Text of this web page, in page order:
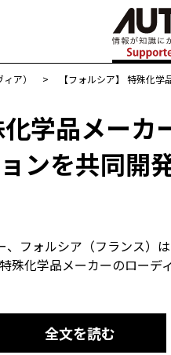
ア） > 【フォルシア】 特殊化
化学品メー
ンを共同開
フォルシア（フランス）
殊化学品メーカーのローデ
全文を読む